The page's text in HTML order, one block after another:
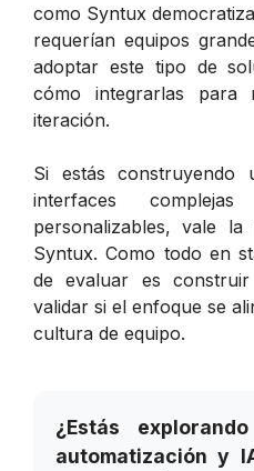
como Syntux
requerían equipos
adoptar este tipo de
cómo integrarlas para
iteración.
Si estás
interfaces
personalizables, vale
Syntux. Como todo en
de evaluar es
validar si el enfoque se
cultura de equipo.
¿Estás
automatización y